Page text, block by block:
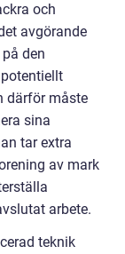
och
avgörande
den
därför måste
sina
tar extra
av mark
arbete.
teknik